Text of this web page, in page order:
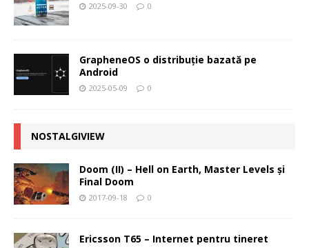
2025-09-30 0
GrapheneOS o distribuție bazată pe
Android
2025-05-09 0
NOSTALGIVIEW
Doom (II) – Hell on Earth, Master Levels şi
Final Doom
2017-09-18 0
Ericsson T65 – Internet pentru tineret